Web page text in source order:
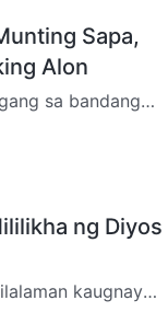
Sapa,
Alon
sa bandang
ng Diyos
kaugnay